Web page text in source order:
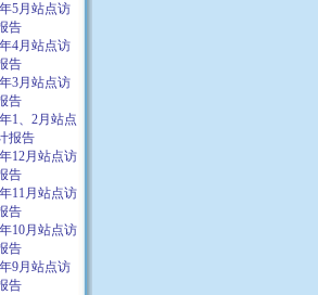
5月站点访
告
4月站点访
告
3月站点访
告
1、2月站点
报告
12月站点访
告
11月站点访
告
10月站点访
告
9月站点访
告